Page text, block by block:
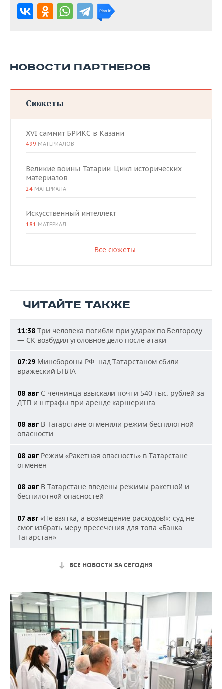
НОВОСТИ ПАРТНЕРОВ
Сюжеты
XVI саммит БРИКС в Казани
499 МАТЕРИАЛОВ
Великие воины Татарии. Цикл исторических
материалов
24 МАТЕРИАЛА
Искусственный интеллект
181 МАТЕРИАЛ
Все сюжеты
ЧИТАЙТЕ ТАКЖЕ
11:38 Три человека погибли при ударах по Белгороду
— СК возбудил уголовное дело после атаки
07:29 Минобороны РФ: над Татарстаном сбили
вражеский БПЛА
08 авг С челнинца взыскали почти 540 тыс. рублей за
ДТП и штрафы при аренде каршеринга
08 авг В Татарстане отменили режим беспилотной
опасности
08 авг Режим «Ракетная опасность» в Татарстане
отменен
08 авг В Татарстане введены режимы ракетной и
беспилотной опасностей
07 авг «Не взятка, а возмещение расходов!»: суд не
смог избрать меру пресечения для топа «Банка
Татарстан»
ВСЕ НОВОСТИ ЗА СЕГОДНЯ